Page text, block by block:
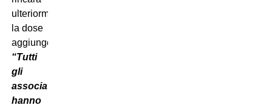
ulteriormente
la dose
aggiungendo:
“Tutti
gli
associati
hanno